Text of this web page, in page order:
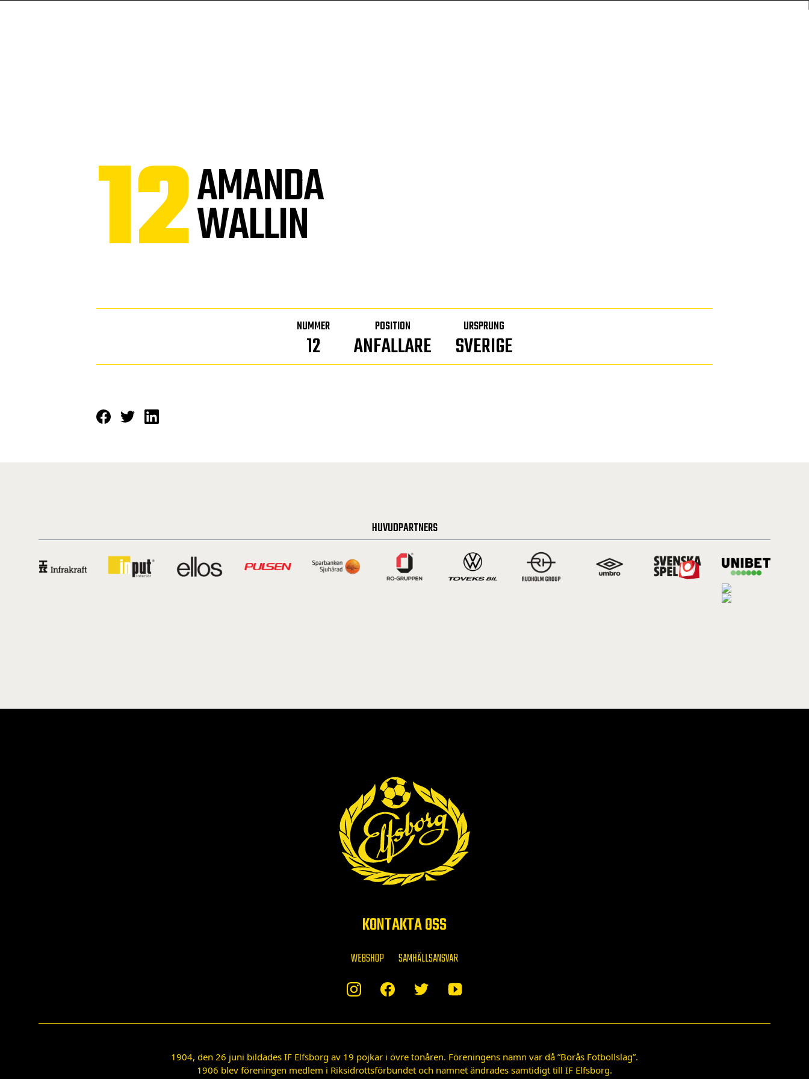
12AMANDA
WALLIN
NUMMER
12
POSITION
ANFALLARE
URSPRUNG
SVERIGE
HUVUDPARTNERS
KONTAKTA OSS
WEBSHOP SAMHÄLLSANSVAR
1904, den 26 juni bildades IF Elfsborg av 19 pojkar i övre tonåren. Föreningens namn var då ”Borås Fotbollslag”.
1906 blev föreningen medlem i Riksidrottsförbundet och namnet ändrades samtidigt till IF Elfsborg.